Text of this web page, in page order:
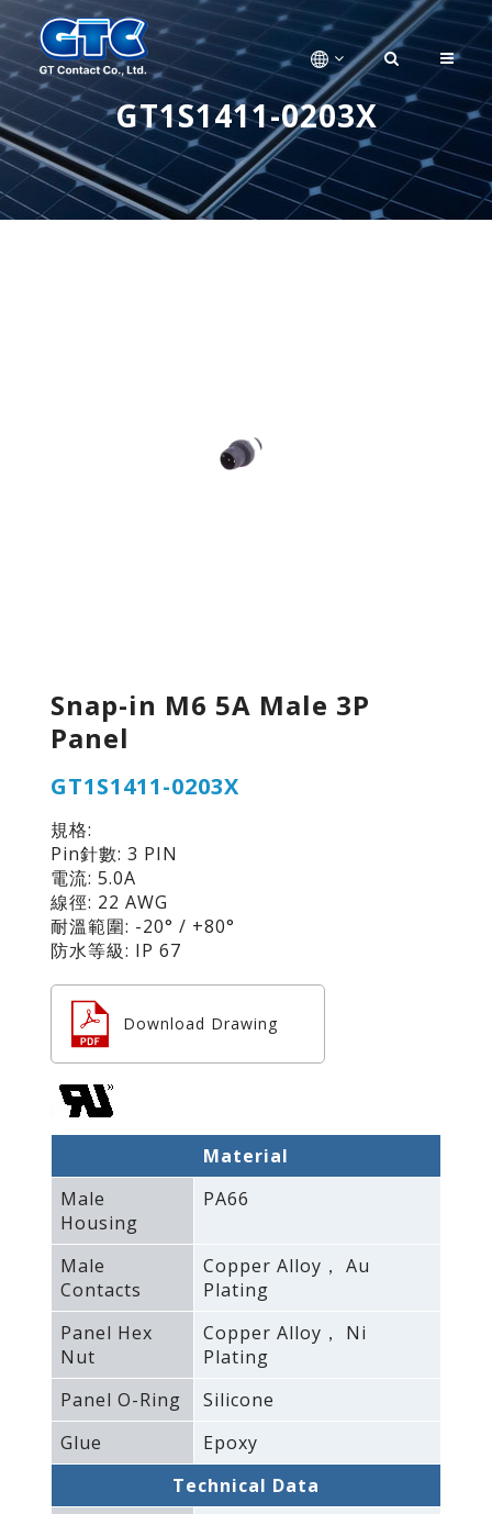
GT1S1411-0203X
Snap-in M6 5A Male 3P
Panel
GT1S1411-0203X
規格:
Pin針數: 3 PIN
電流: 5.0A
線徑: 22 AWG
耐溫範圍: -20° / +80°
防水等級: IP 67
Download Drawing
Material
Male
Housing
PA66
Male
Contacts
Copper Alloy， Au
Plating
Panel Hex
Nut
Copper Alloy， Ni
Plating
Panel O-Ring
Silicone
Glue
Epoxy
Technical Data